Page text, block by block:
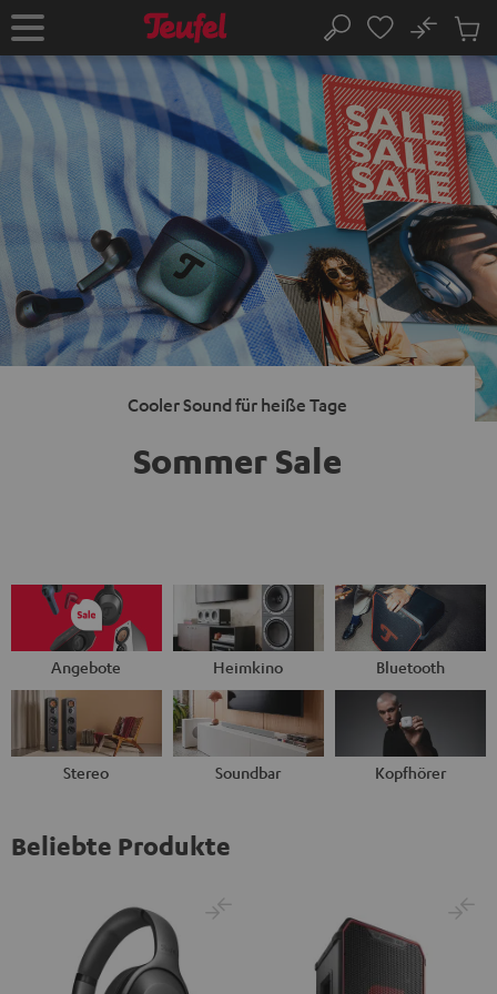
Startseite Suche
No
im
Cooler Sound für heiße Tage
Sommer Sale
Angebote Heimkino Bluetooth
Stereo Soundbar Kopfhörer
Beliebte Produkte